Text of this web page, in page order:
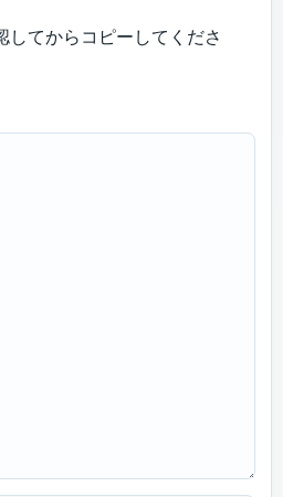
してからコピーしてくださ